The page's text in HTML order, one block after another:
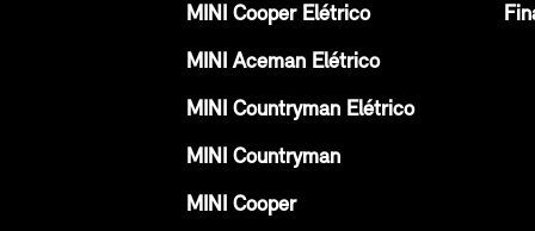
MINI Cooper Elétrico
MINI Aceman Elétrico
MINI Countryman Elétrico
MINI Countryman
MINI Cooper